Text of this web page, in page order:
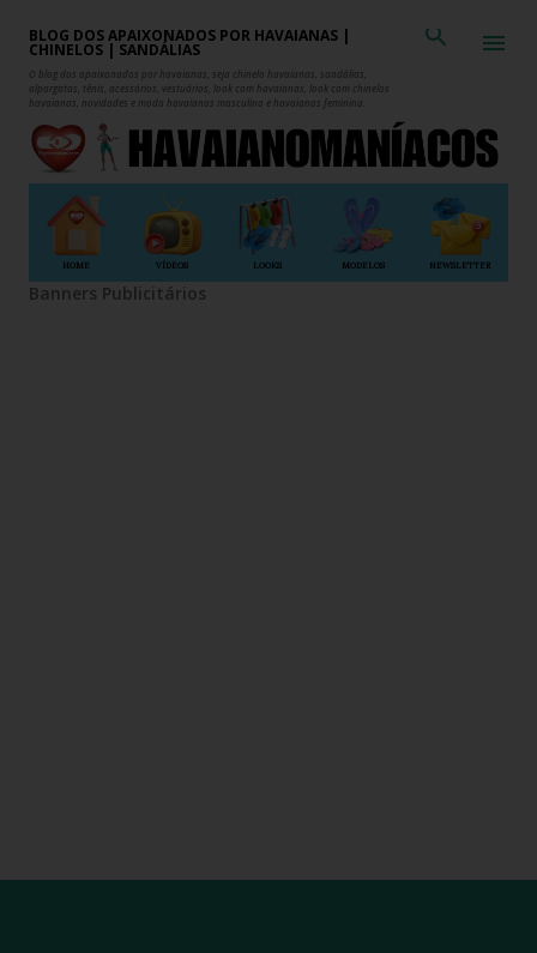
Pular para o conteúdo principal
BLOG DOS APAIXONADOS POR HAVAIANAS |
CHINELOS | SANDÁLIAS
O blog dos apaixonados por havaianas, seja chinelo havaianas, sandálias,
alpargatas, tênis, acessórios, vestuários, look com havaianas, look com chinelos
havaianas, novidades e moda havaianas masculina e havaianas feminina.
HOME VÍDEOS LOOKS MODELOS NEWSLETTER
Banners Publicitários